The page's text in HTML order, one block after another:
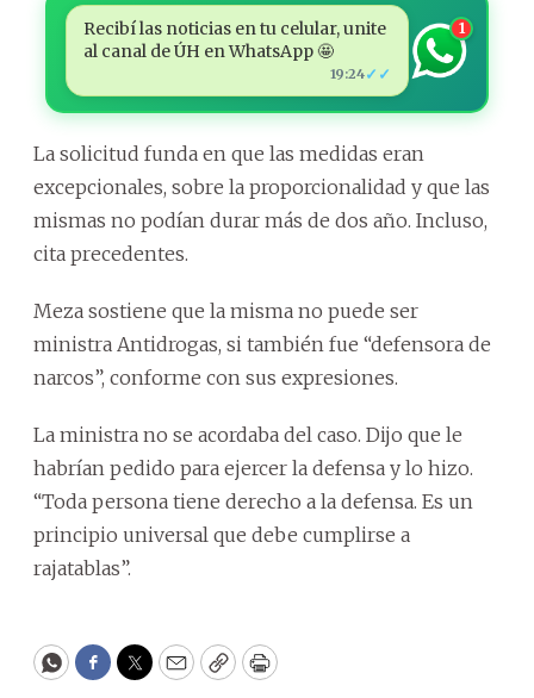
Recibí las noticias en tu celular, unite
al canal de ÚH en WhatsApp 🤩
19:24✓✓
1
La solicitud funda en que las medidas eran
excepcionales, sobre la proporcionalidad y que las
mismas no podían durar más de dos año. Incluso,
cita precedentes.
Meza sostiene que la misma no puede ser
ministra Antidrogas, si también fue “defensora de
narcos”, conforme con sus expresiones.
La ministra no se acordaba del caso. Dijo que le
habrían pedido para ejercer la defensa y lo hizo.
“Toda persona tiene derecho a la defensa. Es un
principio universal que debe cumplirse a
rajatablas”.
WhatsApp
Facebook
Twitter
EmailCopyPrint